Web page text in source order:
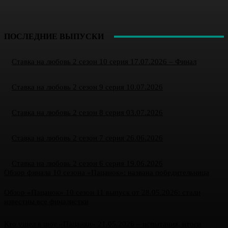
ПОСЛЕДНИЕ ВЫПУСКИ
Ставка на любовь 2 сезон 10 серия 17.07.2026 – Финал